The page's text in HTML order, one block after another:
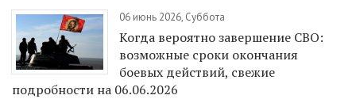
06 июнь 2026, Суббота
Когда вероятно завершение СВО:
возможные сроки окончания
боевых действий, свежие
подробности на 06.06.2026